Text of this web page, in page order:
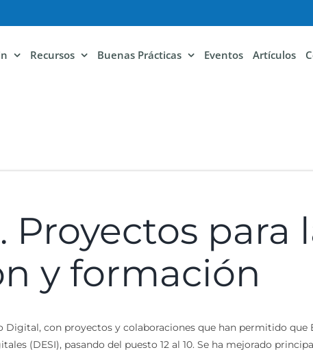
Recursos Buenas Prácticas Eventos Artículos
Proyectos para
y formación
Digital, con proyectos y colaboraciones que han permitido que
(DESI), pasando del puesto 12 al 10. Se ha mejorado